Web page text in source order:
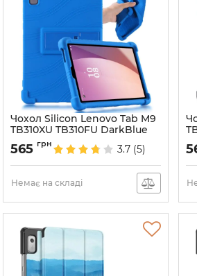
Чохол Silicon Lenovo Tab M9
TB310XU TB310FU DarkBlue
Артикул:6835
565 грн 3.7 (5)
Немає на складі